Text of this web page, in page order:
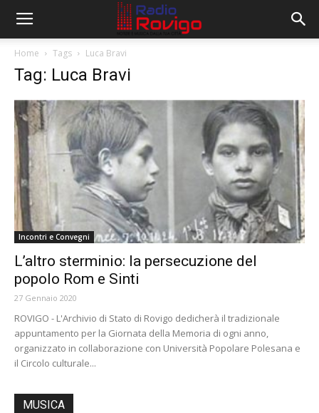
Home Tags Luca Bravi
Tag: Luca Bravi
Incontri e Convegni
L’altro sterminio: la persecuzione del
popolo Rom e Sinti
27 Gennaio 2020
ROVIGO - L'Archivio di Stato di Rovigo dedicherà il tradizionale
appuntamento per la Giornata della Memoria di ogni anno,
organizzato in collaborazione con Università Popolare Polesana e
il Circolo culturale...
MUSICA